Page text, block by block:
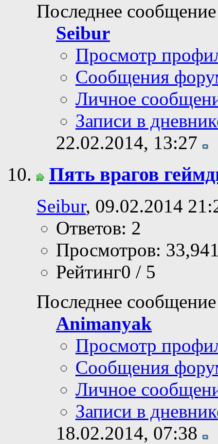
Последнее
Seibur
Просмотр
Сообщения
Личное
Записи в
22.02.2014, 13:27
Пять врагов
Seibur, 09.02.2014
Ответов: 2
Просмотров:
Рейтинг0 / 5
Последнее
Animanyak
Просмотр
Сообщения
Личное
Записи в
18.02.2014, 07:38